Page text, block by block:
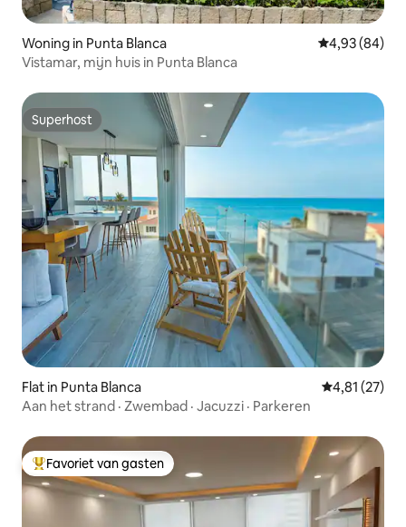
Woning in Punta Blanca Gemiddelde
4,93 (84)
Vistamar, mijn huis in Punta Blanca
Superhost
Superhost
Flat in Punta Blanca Gemiddelde
4,81 (27)
Aan het strand · Zwembad · Jacuzzi · Parkeren
Topfavoriet van gasten
Favoriet van gasten